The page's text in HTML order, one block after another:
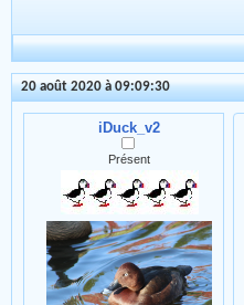
20 août 2020 à 09:09:30
iDuck_v2
Présent